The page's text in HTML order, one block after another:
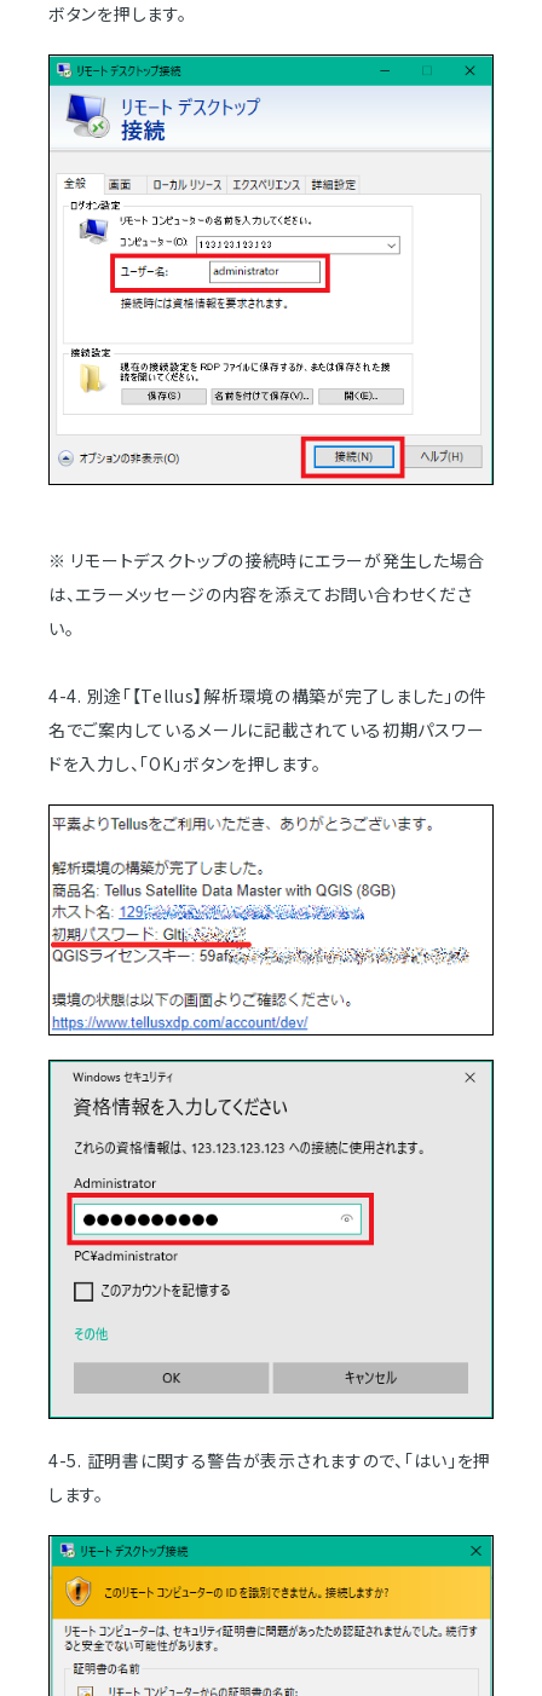
ボタンを押します。
※ リモートデスクトップの接続時にエラーが発生した場合
は、エラーメッセージの内容を添えてお問い合わせくださ
い。
4-4. 別途「【Tellus】解析環境の構築が完了しました」の件
名でご案内しているメールに記載されている初期パスワー
ドを入力し、「OK」ボタンを押します。
4-5. 証明書に関する警告が表示されますので、「はい」を押
します。